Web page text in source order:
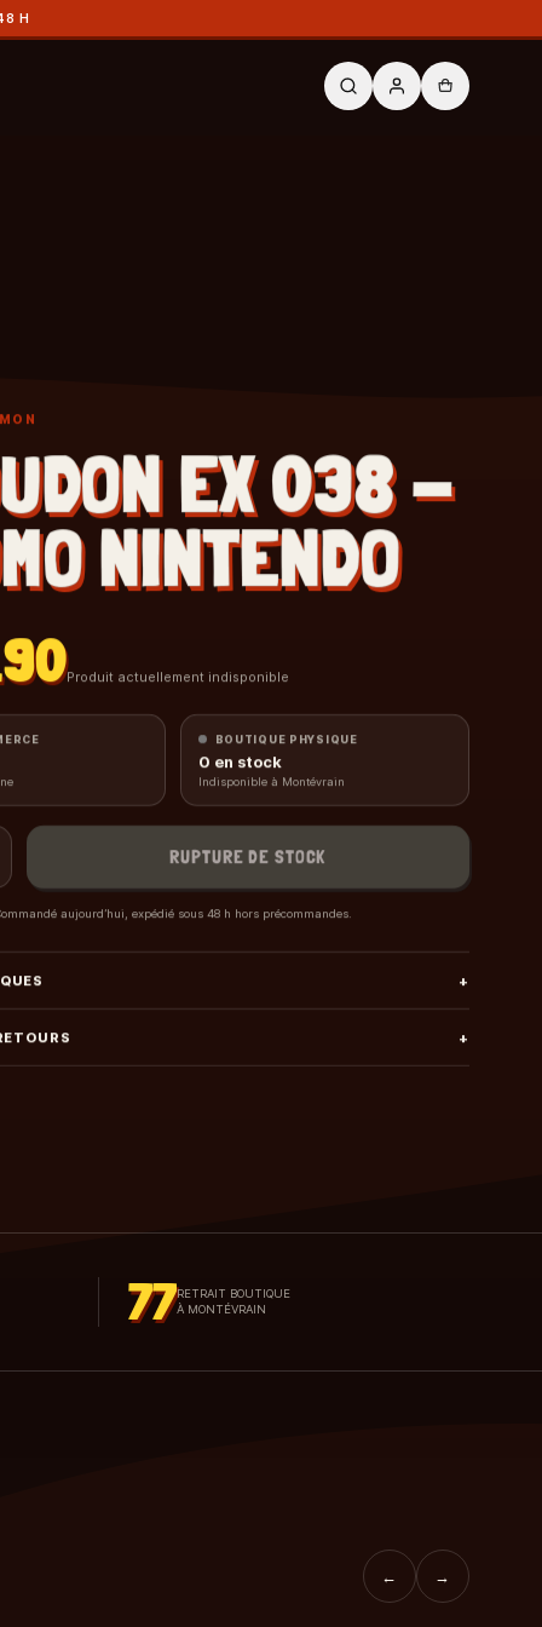
H
EX 038 -
NINTENDO
Produit actuellement indisponible
BOUTIQUE PHYSIQUE
0 en stock
Indisponible à Montévrain
RUPTURE DE STOCK
aujourd’hui, expédié sous 48 h hors précommandes.
+
+
77RETRAIT BOUTIQUE
À MONTÉVRAIN
← →